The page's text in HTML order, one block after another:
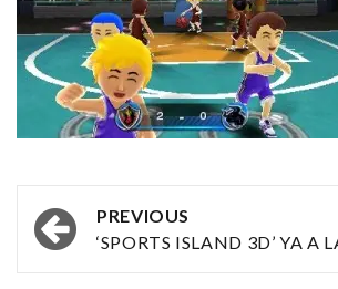
Post
navigation
PREVIOUS
‘SPORTS ISLAND 3D’ YA A